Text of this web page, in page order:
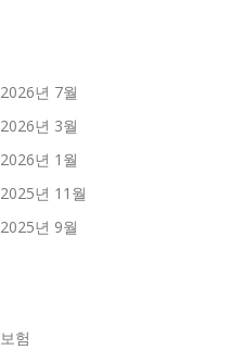
2026년 7월
2026년 3월
2026년 1월
2025년 11월
2025년 9월
보험